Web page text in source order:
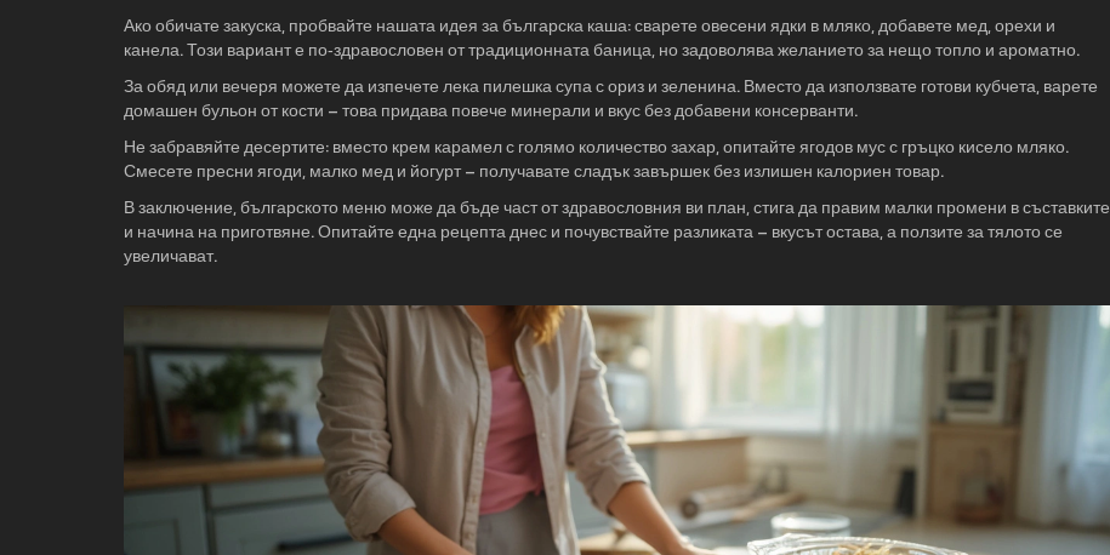
Ако обичате закуска, пробвайте нашата идея за българска каша: сварете овесени ядки в мляко, добавете мед, орехи и
канела. Този вариант е по‑здравословен от традиционната баница, но задоволява желанието за нещо топло и ароматно.
За обяд или вечеря можете да изпечете лека пилешка супа с ориз и зеленина. Вместо да използвате готови кубчета, варете
домашен бульон от кости – това придава повече минерали и вкус без добавени консерванти.
Не забравяйте десертите: вместо крем карамел с голямо количество захар, опитайте ягодов мус с гръцко кисело мляко.
Смесете пресни ягоди, малко мед и йогурт – получавате сладък завършек без излишен калориен товар.
В заключение, българското меню може да бъде част от здравословния ви план, стига да правим малки промени в съставките
и начина на приготвяне. Опитайте една рецепта днес и почувствайте разликата – вкусът остава, а ползите за тялото се
увеличават.